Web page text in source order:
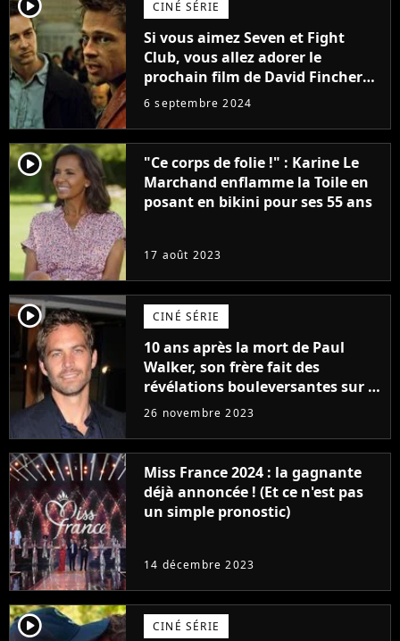
CINÉ SÉRIE
Si vous aimez Seven et Fight
Club, vous allez adorer le
prochain film de David Fincher
avec lequel il se réinvente
complètement
6 septembre 2024
player2
"Ce corps de folie !" : Karine Le
Marchand enflamme la Toile en
posant en bikini pour ses 55 ans
17 août 2023
player2 CINÉ SÉRIE
10 ans après la mort de Paul
Walker, son frère fait des
révélations bouleversantes sur la
réaction des acteurs de Fast and
26 novembre 2023
Miss France 2024 : la gagnante
déjà annoncée ! (Et ce n'est pas
un simple pronostic)
14 décembre 2023
player2 CINÉ SÉRIE